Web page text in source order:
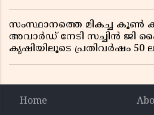
സംസ്ഥാനത്തെ മികച്ച കൂൺ
അവാർഡ് നേടി സച്ചിൻ ജി
കൃഷിയിലൂടെ പ്രതിവർഷം 50
Home